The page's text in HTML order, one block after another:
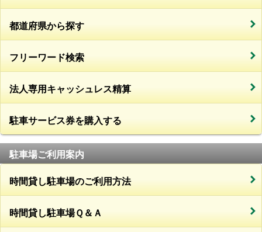
都道府県から探す
フリーワード検索
法人専用キャッシュレス精算
駐車サービス券を購入する
駐車場ご利用案内
時間貸し駐車場のご利用方法
時間貸し駐車場Ｑ＆Ａ